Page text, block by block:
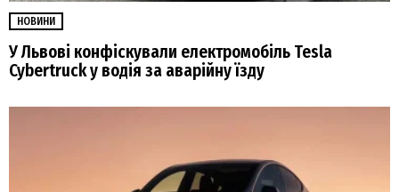
НОВИНИ
У Львові конфіскували електромобіль Tesla
Cybertruck у водія за аварійну їзду